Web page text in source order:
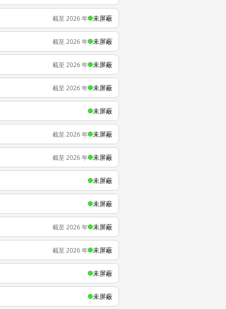
截至 2026 年 未屏蔽
截至 2026 年 未屏蔽
截至 2026 年 未屏蔽
截至 2026 年 未屏蔽
未屏蔽
截至 2026 年 未屏蔽
截至 2026 年 未屏蔽
未屏蔽
未屏蔽
截至 2026 年 未屏蔽
截至 2026 年 未屏蔽
未屏蔽
未屏蔽